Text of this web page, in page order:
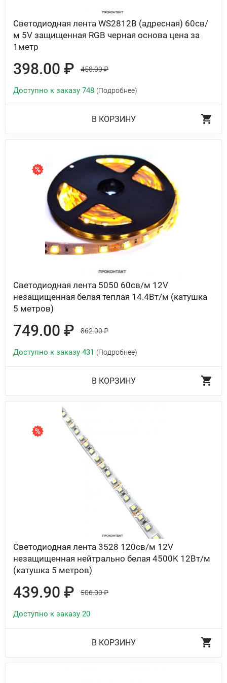
Светодиодная лента WS2812B (адресная) 60св/
м 5V защищенная RGB черная основа цена за
1метр
398.00 ₽ 458.00 ₽
Доступно к заказу 748 (Подробнее)
В КОРЗИНУ
Светодиодная лента 5050 60св/м 12V
незащищенная белая теплая 14.4Вт/м (катушка
5 метров)
749.00 ₽ 862.00 ₽
Доступно к заказу 431 (Подробнее)
В КОРЗИНУ
Светодиодная лента 3528 120св/м 12V
незащищенная нейтрально белая 4500K 12Вт/м
(катушка 5 метров)
439.90 ₽ 506.00 ₽
Доступно к заказу 20
В КОРЗИНУ